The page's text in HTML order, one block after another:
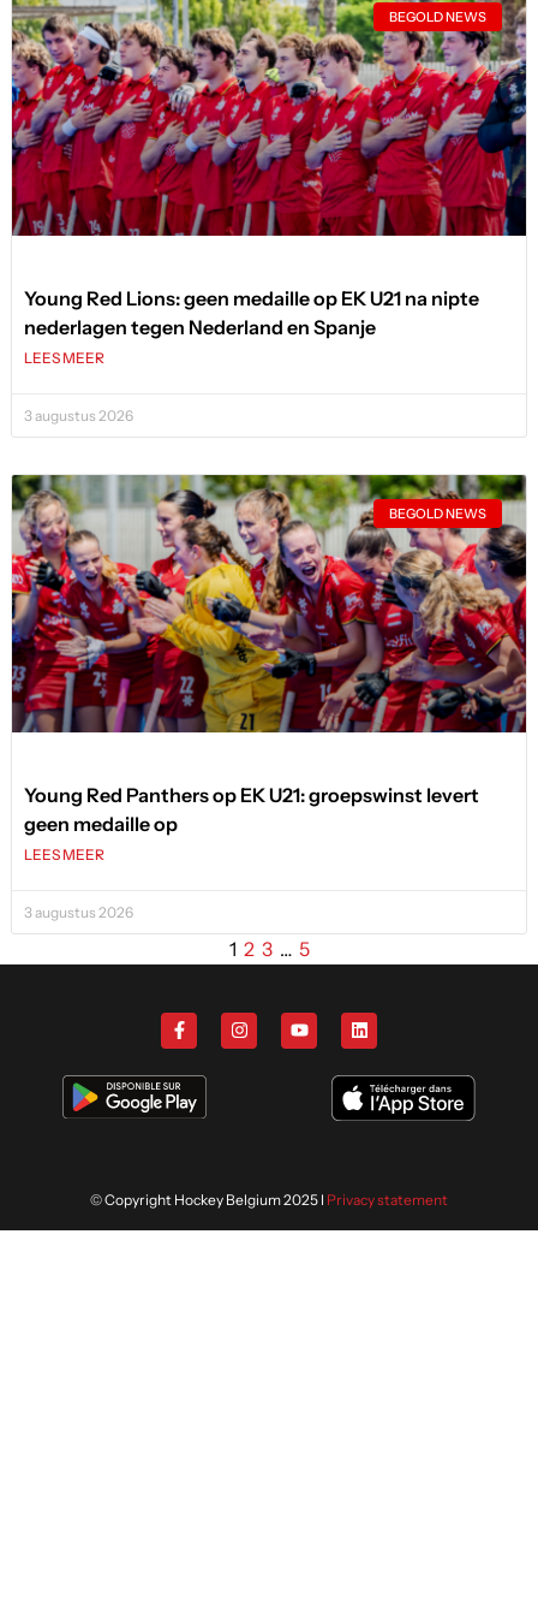
BEGOLD NEWS
Young Red Lions: geen medaille op EK U21 na nipte
nederlagen tegen Nederland en Spanje
LEES MEER
3 augustus 2026
BEGOLD NEWS
Young Red Panthers op EK U21: groepswinst levert
geen medaille op
LEES MEER
3 augustus 2026
1 2 3 … 5
© Copyright Hockey Belgium 2025 I Privacy statement